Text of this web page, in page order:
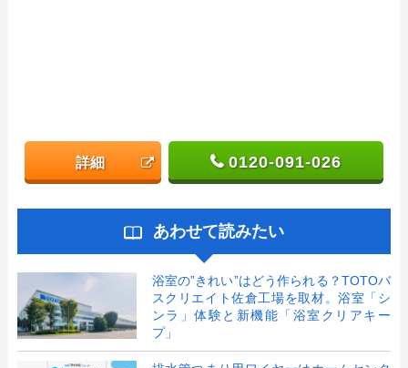
詳細 0120-091-026
あわせて読みたい
浴室の”きれい”はどう作られる？TOTOバ
スクリエイト佐倉工場を取材。浴室「シ
ンラ」体験と新機能「浴室クリアキー
プ」